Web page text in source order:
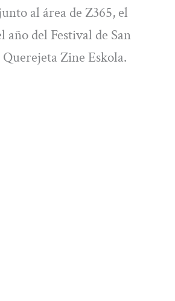
al área de Z365, el
año del Festival de San
Querejeta Zine Eskola.